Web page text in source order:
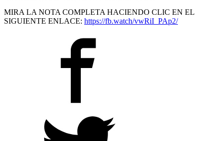
MIRA LA NOTA COMPLETA HACIENDO CLIC EN EL
SIGUIENTE ENLACE: https://fb.watch/vwRiI_PAp2/